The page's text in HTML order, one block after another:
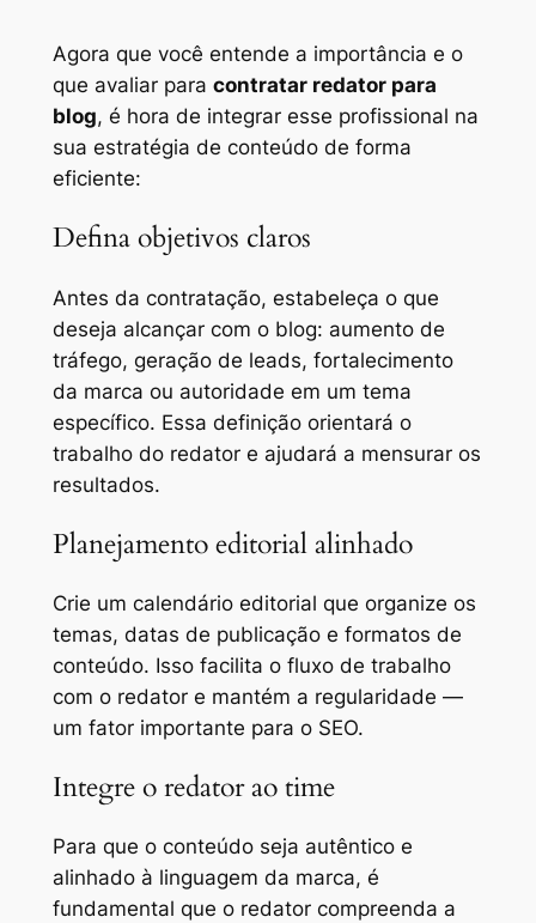
Agora que você entende a importância e o
que avaliar para contratar redator para
blog, é hora de integrar esse profissional na
sua estratégia de conteúdo de forma
eficiente:
Defina objetivos claros
Antes da contratação, estabeleça o que
deseja alcançar com o blog: aumento de
tráfego, geração de leads, fortalecimento
da marca ou autoridade em um tema
específico. Essa definição orientará o
trabalho do redator e ajudará a mensurar os
resultados.
Planejamento editorial alinhado
Crie um calendário editorial que organize os
temas, datas de publicação e formatos de
conteúdo. Isso facilita o fluxo de trabalho
com o redator e mantém a regularidade —
um fator importante para o SEO.
Integre o redator ao time
Para que o conteúdo seja autêntico e
alinhado à linguagem da marca, é
fundamental que o redator compreenda a